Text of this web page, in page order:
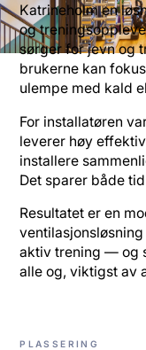
Katrineholm en
og
sørger for jevn og
brukerne kan
ulempe med kald
For installatøren
leverer høy
installere
Det sparer både
Resultatet er en
aktiv trening — og
alle og, viktigst av
PLASSERING